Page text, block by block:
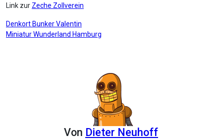
Link zur Zeche Zollverein
Beitragsnavigation
Denkort Bunker Valentin
Miniatur Wunderland Hamburg
Von Dieter Neuhoff